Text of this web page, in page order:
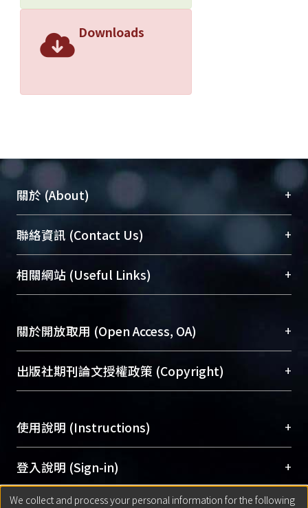
Downloads
關於 (About) +
臺大位居世界頂尖大學之列，為永久珍藏及向國際
展現本校豐碩的研究成果及學術能量，圖書館整合
機構典藏（NTUR）與學術庫（AH）不同功能平
台，成為臺大學術典藏NTU scholars。期能整合研
成果。
To permanently archive and promote researcher
profiles and scholarly works, Library integrates the
services of “NTU Repository” with “Academic
聯絡資訊 (Contact Us) +
總館學科館員(Main Library)
醫學圖書館學科館員(Medical Library)
Sciences Library)
相關網站 (Useful Links) +
關於開放取用 (Open Access, OA) +
開放取用是從使用者角度提升資訊取用性的社會運
動，應用在學術研究上是透過將研究著作公開供使
用逐年攀升。同時可加速研究發展、提升研究影響
Archive）平台。 （點選深入了解OA）
出版社期刊論文授權政策 (Copyright) +
含部分內容的版權非匯入者所有，或由第三方贊
助與合作完成，請確認該版權所有者及第三方同
意提供此授權。
Please represent that the submission is your
original work, and that you have the right to
使用說明 (Instructions) +
網站簡介(Quickstart Guide)
使用手冊(Instruction Manual)
線上預約服務(Booking Service)
登入說明 (Sign-in) +
We collect and process your personal information for the following